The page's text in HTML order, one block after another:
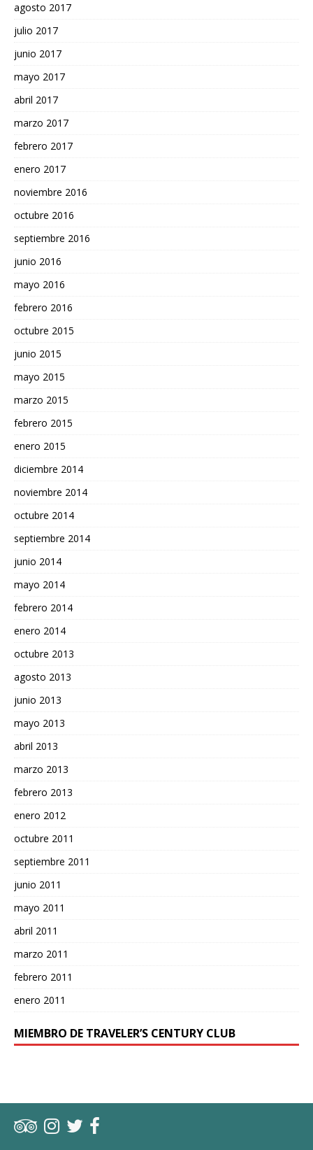
agosto 2017
julio 2017
junio 2017
mayo 2017
abril 2017
marzo 2017
febrero 2017
enero 2017
noviembre 2016
octubre 2016
septiembre 2016
junio 2016
mayo 2016
febrero 2016
octubre 2015
junio 2015
mayo 2015
marzo 2015
febrero 2015
enero 2015
diciembre 2014
noviembre 2014
octubre 2014
septiembre 2014
junio 2014
mayo 2014
febrero 2014
enero 2014
octubre 2013
agosto 2013
junio 2013
mayo 2013
abril 2013
marzo 2013
febrero 2013
enero 2012
octubre 2011
septiembre 2011
junio 2011
mayo 2011
abril 2011
marzo 2011
febrero 2011
enero 2011
MIEMBRO DE TRAVELER’S CENTURY CLUB